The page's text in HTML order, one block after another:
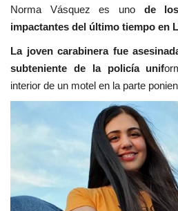
Norma Vásquez es uno de
impactantes del último tiempo en
La joven carabinera fue
subteniente de la policía unif
interior de un motel en la parte